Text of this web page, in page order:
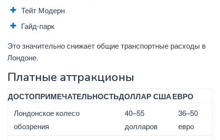
Тейт Модерн
Гайд-парк
Это значительно снижает общие транспортные расходы в
Лондоне.
Платные аттракционы
ДОСТОПРИМЕЧАТЕЛЬНОСТЬДОЛЛАР СШАЕВРО
Лондонское колесо
обозрения
40–55
долларов
36–50
евро